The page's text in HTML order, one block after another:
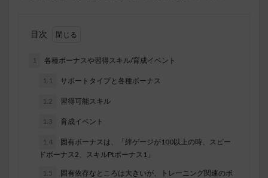
目次
1 各種ボーナスや習得スキル/育成イベント
1.1 サポートタイプと各種ボーナス
1.2 習得可能スキル
1.3 育成イベント
1.4
固有ボーナスは、「絆ゲージが100以上の時、スピー
ドボーナス2、スキルPtボーナス1」
1.5
固有依存なところは大きいが、トレーニング関連のボ